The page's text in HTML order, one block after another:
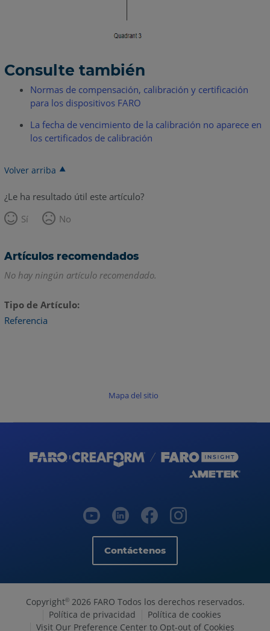
Consulte también
Normas de compensación, calibración y certificación
para los dispositivos FARO
La fecha de vencimiento de la calibración no aparece en
los certificados de calibración
Volver arriba
¿Le ha resultado útil este artículo?
Sí
No
Artículos recomendados
No hay ningún artículo recomendado.
Tipo de Artículo
Referencia
Mapa del sitio
Contáctenos
Copyright©2026 FARO Todos los derechos reservados.
Política de privacidad
Política de cookies
Visit Our Preference Center to Opt-out of Cookies